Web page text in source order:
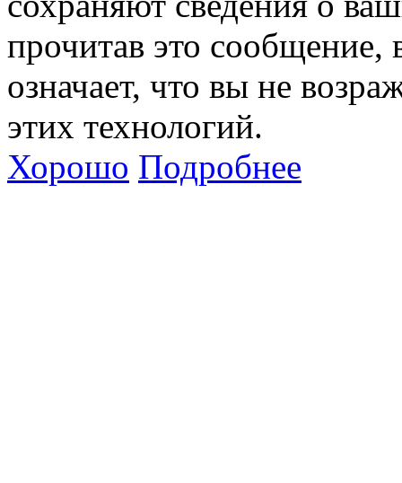
прочитав это сообщение,
означает, что вы не
этих технологий.
Хорошо Подробнее